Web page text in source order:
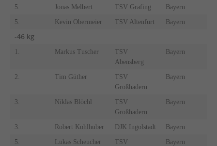
5. Jonas Melbert TSV Grafing Bayern
5. Kevin Obermeier TSV Altenfurt Bayern
-46 kg
1. Markus Tuscher
TSV
Abensberg
Bayern
2. Tim Güther
TSV
Großhadern
Bayern
3. Niklas Blöchl
TSV
Großhadern
Bayern
3. Robert Kohlhuber DJK Ingolstadt Bayern
5. Lukas Scheucher
TSV
Bayern